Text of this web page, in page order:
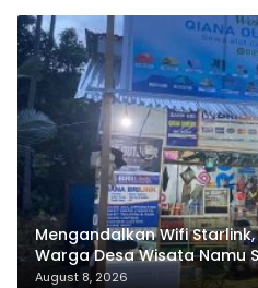
Mengandalkan Wifi
Warga Desa Wisata Namu
Transaksi Digital
August 8, 2026